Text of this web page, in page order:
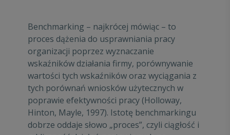
Benchmarking – najkrócej mówiąc – to
proces dążenia do usprawniania pracy
organizacji poprzez wyznaczanie
wskaźników działania firmy, porównywanie
wartości tych wskaźników oraz wyciągania z
tych porównań wniosków użytecznych w
poprawie efektywności pracy (Holloway,
Hinton, Mayle, 1997). Istotę benchmarkingu
dobrze oddaje słowo „proces”, czyli ciągłość i